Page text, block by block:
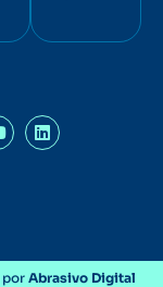
por Abrasivo Digital